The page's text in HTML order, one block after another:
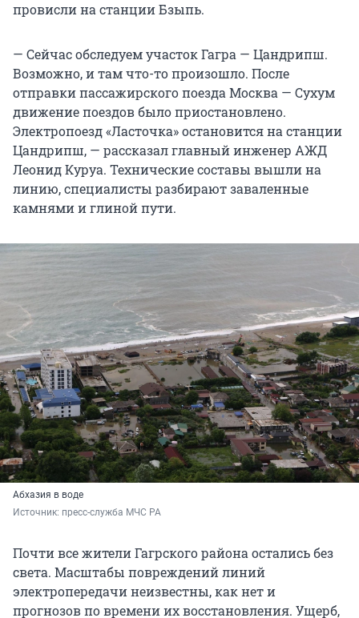
провисли на станции Бзыпь.
— Сейчас обследуем участок Гагра — Цандрипш.
Возможно, и там что-то произошло. После
отправки пассажирского поезда Москва — Сухум
движение поездов было приостановлено.
Электропоезд «Ласточка» остановится на станции
Цандрипш, — рассказал главный инженер АЖД
Леонид Куруа. Технические составы вышли на
линию, специалисты разбирают заваленные
камнями и глиной пути.
Абхазия в воде
Источник: пресс-служба МЧС РА
Почти все жители Гагрского района остались без
света. Масштабы повреждений линий
электропередачи неизвестны, как нет и
прогнозов по времени их восстановления. Ущерб,